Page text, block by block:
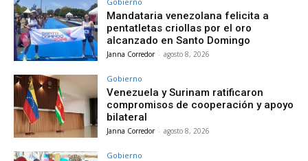
Mandataria venezolana felicita a
pentatletas criollas por el oro
alcanzado en Santo Domingo
Janna Corredor - agosto 8, 2026
Gobierno
Venezuela y Surinam ratificaron
compromisos de cooperación y apoyo
bilateral
Janna Corredor - agosto 8, 2026
Gobierno